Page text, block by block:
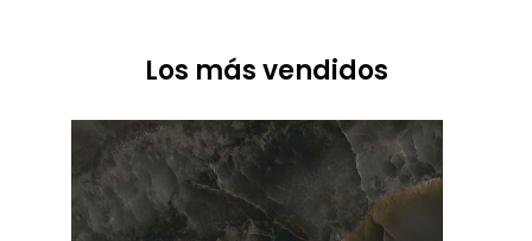
Los más vendidos